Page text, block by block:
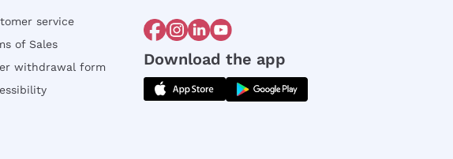
service
of Sales
withdrawal form
Download the app